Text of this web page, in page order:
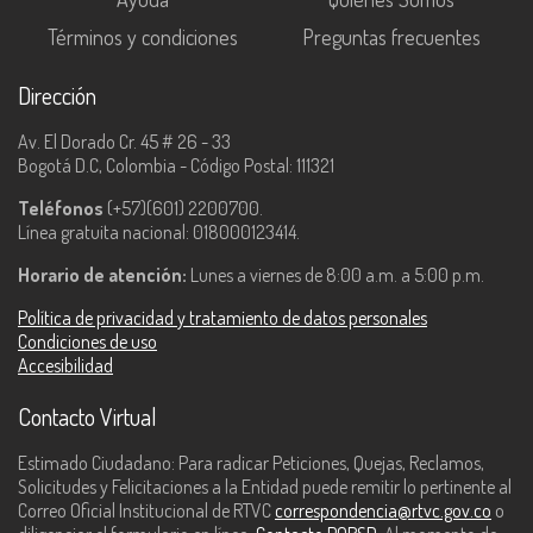
Términos y condiciones
Preguntas frecuentes
Dirección
Av. El Dorado Cr. 45 # 26 - 33
Bogotá D.C, Colombia - Código Postal: 111321
Teléfonos (+57)(601) 2200700.
Línea gratuita nacional: 018000123414.
Horario de atención: Lunes a viernes de 8:00 a.m. a 5:00 p.m.
Política de privacidad y tratamiento de datos personales
Condiciones de uso
Accesibilidad
Contacto Virtual
Estimado Ciudadano: Para radicar Peticiones, Quejas, Reclamos,
Solicitudes y Felicitaciones a la Entidad puede remitir lo pertinente al
Correo Oficial Institucional de RTVC correspondencia@rtvc.gov.co o